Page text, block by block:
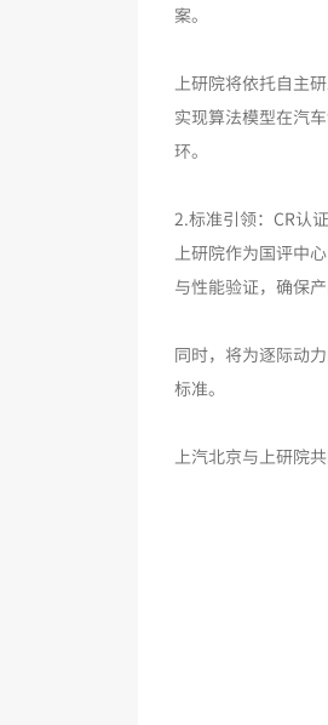
案。
上研院将依托自主
实现算法模型在汽
环。
2.标准引领：CR认
上研院作为国评中
与性能验证，确保
同时，将为逐际动
标准。
上汽北京与上研院